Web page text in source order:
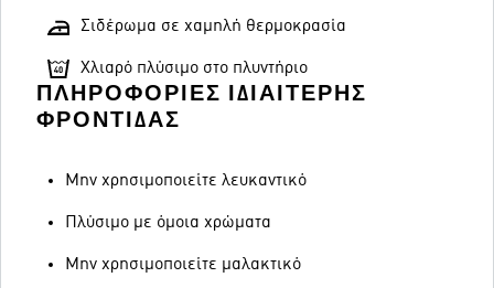
Σιδέρωμα σε χαμηλή θερμοκρασία
Χλιαρό πλύσιμο στο πλυντήριο
ΠΛΗΡΟΦΟΡΊΕΣ ΙΔΙΑΊΤΕΡΗΣ
ΦΡΟΝΤΊΔΑΣ
Μην χρησιμοποιείτε λευκαντικό
Πλύσιμο με όμοια χρώματα
Μην χρησιμοποιείτε μαλακτικό